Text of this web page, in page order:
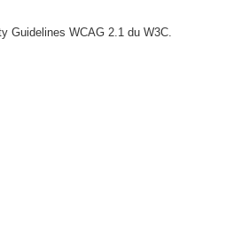
Guidelines WCAG 2.1 du W3C.